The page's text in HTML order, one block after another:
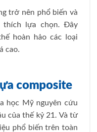
trở nên phổ biến và
thích lựa chọn. Đây
hoàn hảo các loại
cao.
composite
học Mỹ nguyên cứu
của thế kỷ 21. Và từ
phổ biến trên toàn